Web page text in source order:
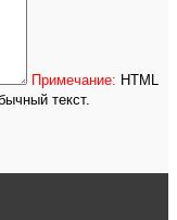
Примечание: HTML
текст.